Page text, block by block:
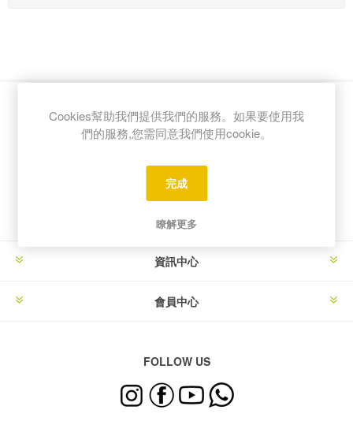
電子報訂閱
資訊中心
會員中心
FOLLOW US
Cookies幫助我們提供我們的服務。如果要使用我
們的服務,您需同意我們使用cookie。
完成
瞭解更多